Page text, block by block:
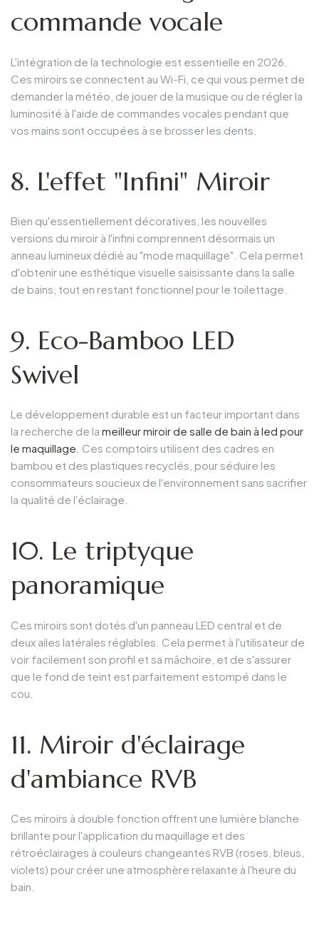
commande vocale
L'intégration de la technologie est essentielle en 2026.
Ces miroirs se connectent au Wi-Fi, ce qui vous permet de
demander la météo, de jouer de la musique ou de régler la
luminosité à l'aide de commandes vocales pendant que
vos mains sont occupées à se brosser les dents.
8. L'effet "Infini" Miroir
Bien qu'essentiellement décoratives, les nouvelles
versions du miroir à l'infini comprennent désormais un
anneau lumineux dédié au "mode maquillage". Cela permet
d'obtenir une esthétique visuelle saisissante dans la salle
de bains, tout en restant fonctionnel pour le toilettage.
9. Eco-Bamboo LED
Swivel
Le développement durable est un facteur important dans
la recherche de la meilleur miroir de salle de bain à led pour
le maquillage . Ces comptoirs utilisent des cadres en
bambou et des plastiques recyclés, pour séduire les
consommateurs soucieux de l'environnement sans sacrifier
la qualité de l'éclairage.
10. Le triptyque
panoramique
Ces miroirs sont dotés d'un panneau LED central et de
deux ailes latérales réglables. Cela permet à l'utilisateur de
voir facilement son profil et sa mâchoire, et de s'assurer
que le fond de teint est parfaitement estompé dans le
cou.
11. Miroir d'éclairage
d'ambiance RVB
Ces miroirs à double fonction offrent une lumière blanche
brillante pour l'application du maquillage et des
rétroéclairages à couleurs changeantes RVB (roses, bleus,
violets) pour créer une atmosphère relaxante à l'heure du
bain.